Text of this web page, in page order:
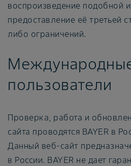
воспроизведение подобной
предоставление её третьей
либо ограничений.
пользователи
Проверка, работа и
сайта проводятся BAYER в
Данный веб-сайт
в России. BAYER не дает